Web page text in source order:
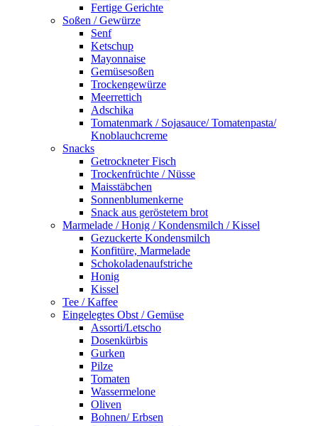
Fertige Gerichte
Soßen / Gewürze
Senf
Ketschup
Mayonnaise
Gemüsesoßen
Trockengewürze
Meerrettich
Adschika
Tomatenmark / Sojasauce/ Tomatenpasta/
Knoblauchcreme
Snacks
Getrockneter Fisch
Trockenfrüchte / Nüsse
Maisstäbchen
Sonnenblumenkerne
Snack aus geröstetem brot
Marmelade / Honig / Kondensmilch / Kissel
Gezuckerte Kondensmilch
Konfitüre, Marmelade
Schokoladenaufstriche
Honig
Kissel
Tee / Kaffee
Eingelegtes Obst / Gemüse
Assorti/Letscho
Dosenkürbis
Gurken
Pilze
Tomaten
Wassermelone
Oliven
Bohnen/ Erbsen